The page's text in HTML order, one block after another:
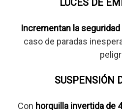
LUCES DE
Incrementan la seguridad
caso de paradas
SUSPENSIÓN
Con horquilla invertida de